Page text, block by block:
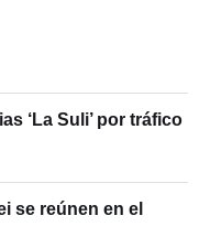
‘La Suli’ por tráfico
se reúnen en el